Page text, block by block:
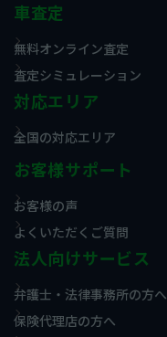
車査定
無料オンライン査定
査定シミュレーション
対応エリア
全国の対応エリア
お客様サポート
お客様の声
よくいただくご質問
法人向けサービス
弁護士・法律事務所の方へ
保険代理店の方へ